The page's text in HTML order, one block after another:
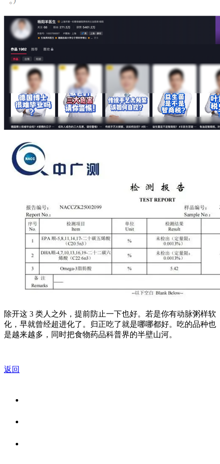
除开这 3 类人之外，提前防止一下也好。若是你有动脉粥样软
化，早就曾经超进化了。归正吃了就是哪哪都好。吃的品种也
是越来越多，同时把食物药品科普界的半壁山河。
返回